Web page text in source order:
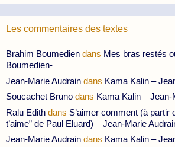
Les commentaires des textes
Brahim Boumedien dans Mes bras restés
Boumedien-
Jean-Marie Audrain dans Kama Kalin –
Soucachet Bruno dans Kama Kalin – Jean-
Ralu Edith dans S’aimer comment (à partir
t’aime” de Paul Eluard) – Jean-Marie
Jean-Marie Audrain dans Kama Kalin –